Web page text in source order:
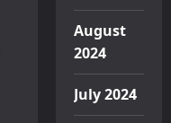
August
2024
July 2024